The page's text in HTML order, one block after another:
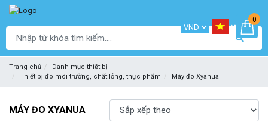
0
Trang chủ
Danh mục thiết bị
Thiết bị đo môi trường, chất lỏng, thực phẩm
Máy đo Xyanua
MÁY ĐO XYANUA